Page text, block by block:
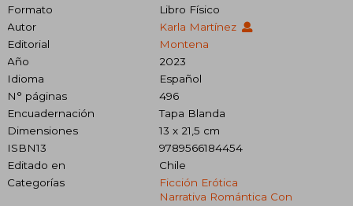
Formato
Libro Físico
Autor
Karla Martínez
Editorial
Montena
Año
2023
Idioma
Español
N° páginas
496
Encuadernación
Tapa Blanda
Dimensiones
13 x 21,5 cm
ISBN13
9789566184454
Editado en
Chile
Categorías
Ficción Erótica
Narrativa Romántica Con